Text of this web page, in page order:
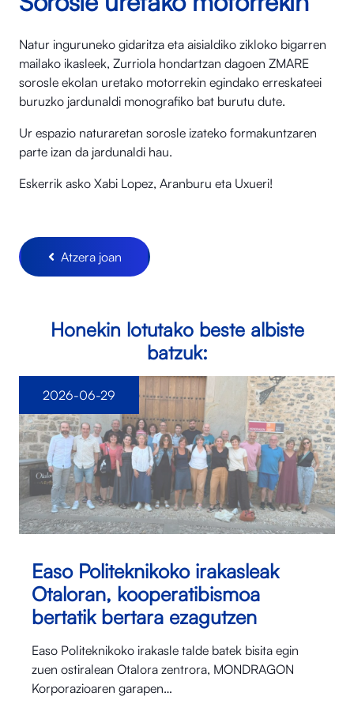
Natur inguruneko gidaritza eta aisialdiko zikloko bigarren
mailako ikasleek, Zurriola hondartzan dagoen ZMARE
sorosle ekolan uretako motorrekin egindako erreskateei
buruzko jardunaldi monografiko bat burutu dute.
Ur espazio naturaretan sorosle izateko formakuntzaren
parte izan da jardunaldi hau.
Eskerrik asko Xabi Lopez, Aranburu eta Uxueri!
Atzera joan
Honekin lotutako beste albiste
batzuk:
Easo Politeknikoko irakasleak
Otaloran, kooperatibismoa
bertatik bertara ezagutzen
Easo Politeknikoko irakasle talde batek bisita egin
zuen ostiralean Otalora⁠ zentrora, MONDRAGON
Korporazioaren garapen…
2026-06-29